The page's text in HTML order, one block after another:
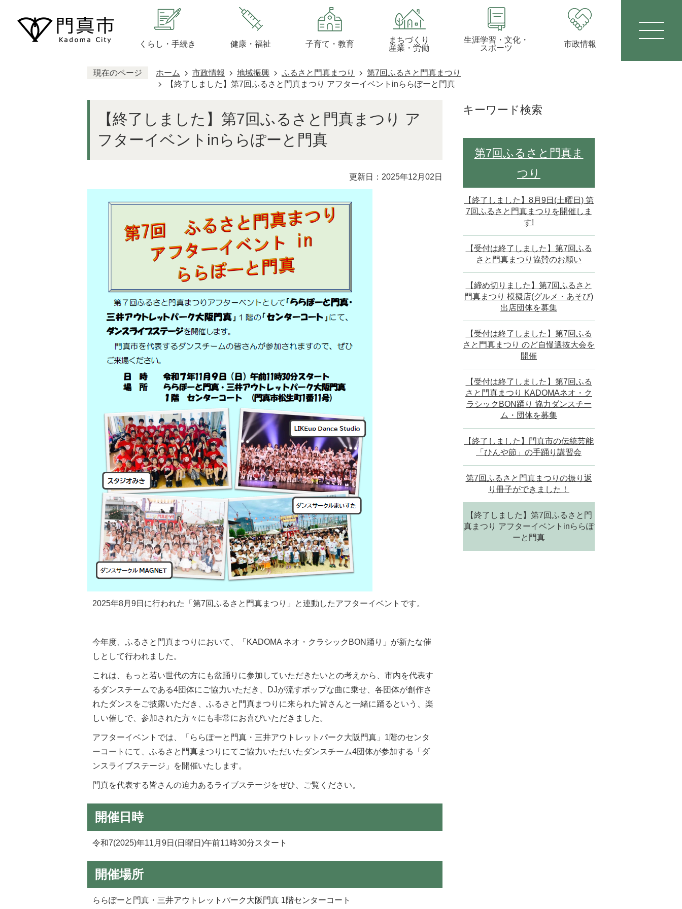
くらし・手続き 健康・福祉 子育て・教育
まちづくり
産業・労働
生涯学習・文化・
スポーツ
市政情報
現在のページ ホーム 市政情報 地域振興 ふるさと門真まつり
第7回ふるさと門真まつり
【終了しました】第7回ふるさと門真まつり アフターイベントinららぽーと門真
【終了しました】第7回ふるさと門真まつり ア
フターイベントinららぽーと門真
更新日：2025年12月02日
2025年8月9日に行われた「第7回ふるさと門真まつり」と連動したアフターイベントです。
今年度、ふるさと門真まつりにおいて、「KADOMA ネオ・クラシックBON踊り」が新たな催
しとして行われました。
これは、もっと若い世代の方にも盆踊りに参加していただきたいとの考えから、市内を代表す
るダンスチームである4団体にご協力いただき、DJが流すポップな曲に乗せ、各団体が創作さ
れたダンスをご披露いただき、ふるさと門真まつりに来られた皆さんと一緒に踊るという、楽
しい催しで、参加された方々にも非常にお喜びいただきました。
アフターイベントでは、「ららぽーと門真・三井アウトレットパーク大阪門真」1階のセンタ
ーコートにて、ふるさと門真まつりにてご協力いただいたダンスチーム4団体が参加する「ダ
ンスライブステージ」を開催いたします。
門真を代表する皆さんの迫力あるライブステージをぜひ、ご覧ください。
開催日時
令和7(2025)年11月9日(日曜日)午前11時30分スタート
開催場所
ららぽーと門真・三井アウトレットパーク大阪門真 1階センターコート
キーワード検索
第7回ふるさと門真ま
つり
【終了しました】8月9日(土曜日) 第
7回ふるさと門真まつりを開催しま
す!
【受付は終了しました】第7回ふる
さと門真まつり協賛のお願い
【締め切りました】第7回ふるさと
門真まつり 模擬店(グルメ・あそび)
出店団体を募集
【受付は終了しました】第7回ふる
さと門真まつり のど自慢選抜大会を
開催
【受付は終了しました】第7回ふる
さと門真まつり KADOMAネオ・ク
ラシックBON踊り 協力ダンスチー
ム・団体を募集
【終了しました】門真市の伝統芸能
「ひんや節」の手踊り講習会
第7回ふるさと門真まつりの振り返
り冊子ができました！
【終了しました】第7回ふるさと門
真まつり アフターイベントinららぽ
ーと門真